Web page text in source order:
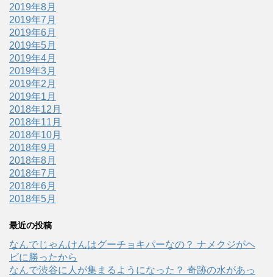
2019年8月
2019年7月
2019年6月
2019年5月
2019年4月
2019年3月
2019年2月
2019年1月
2018年12月
2018年11月
2018年10月
2018年9月
2018年8月
2018年7月
2018年6月
2018年5月
最近の投稿
なんでじゃんけんはグーチョキパーなの？ ナメクジがヘ
ビに勝ったから
なんで渋谷に人が集まるようになった？ 奇跡の水があっ